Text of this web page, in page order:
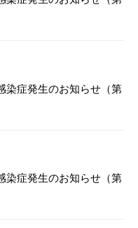
染症発生のお知らせ（第
染症発生のお知らせ（第